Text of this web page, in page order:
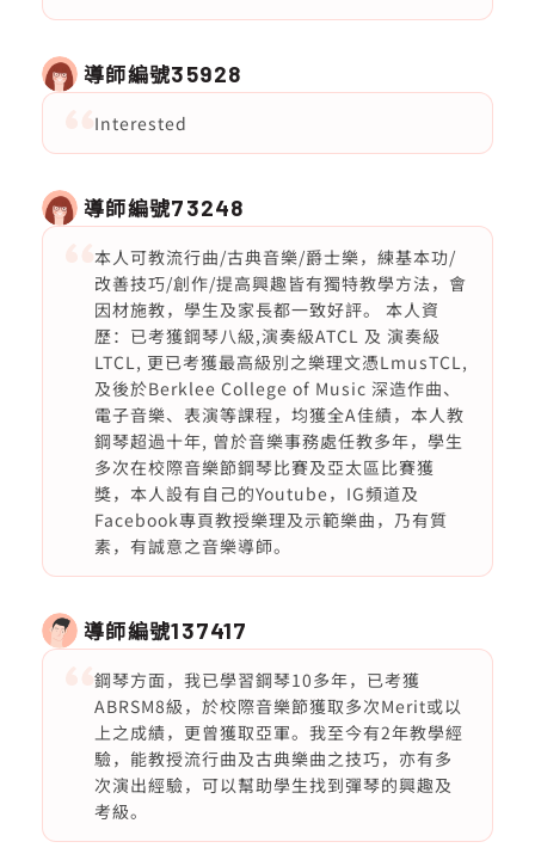
導師編號35928
Interested
導師編號73248
本人可教流行曲/古典音樂/爵士樂，練基本功/
改善技巧/創作/提高興趣皆有獨特教學方法，會
因材施教，學生及家長都一致好評。 本人資
歷：已考獲鋼琴八級,演奏級ATCL 及 演奏級
LTCL, 更已考獲最高級別之樂理文憑LmusTCL,
及後於Berklee College of Music 深造作曲、
電子音樂、表演等課程，均獲全A佳績，本人教
鋼琴超過十年, 曾於音樂事務處任教多年，學生
多次在校際音樂節鋼琴比賽及亞太區比賽獲
獎，本人設有自己的Youtube，IG頻道及
Facebook專頁教授樂理及示範樂曲，乃有質
素，有誠意之音樂導師。
導師編號137417
鋼琴方面，我已學習鋼琴10多年，已考獲
ABRSM8級，於校際音樂節獲取多次Merit或以
上之成績，更曾獲取亞軍。我至今有2年教學經
驗，能教授流行曲及古典樂曲之技巧，亦有多
次演出經驗，可以幫助學生找到彈琴的興趣及
考級。